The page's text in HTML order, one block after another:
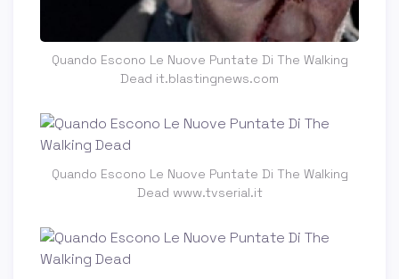
Quando Escono Le Nuove Puntate Di The Walking
Dead it.blastingnews.com
Quando Escono Le Nuove Puntate Di The Walking
Dead www.tvserial.it